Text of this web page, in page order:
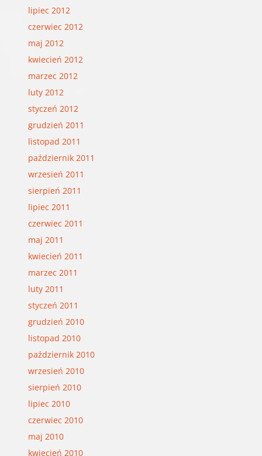
lipiec 2012
czerwiec 2012
maj 2012
kwiecień 2012
marzec 2012
luty 2012
styczeń 2012
grudzień 2011
listopad 2011
październik 2011
wrzesień 2011
sierpień 2011
lipiec 2011
czerwiec 2011
maj 2011
kwiecień 2011
marzec 2011
luty 2011
styczeń 2011
grudzień 2010
listopad 2010
październik 2010
wrzesień 2010
sierpień 2010
lipiec 2010
czerwiec 2010
maj 2010
kwiecień 2010